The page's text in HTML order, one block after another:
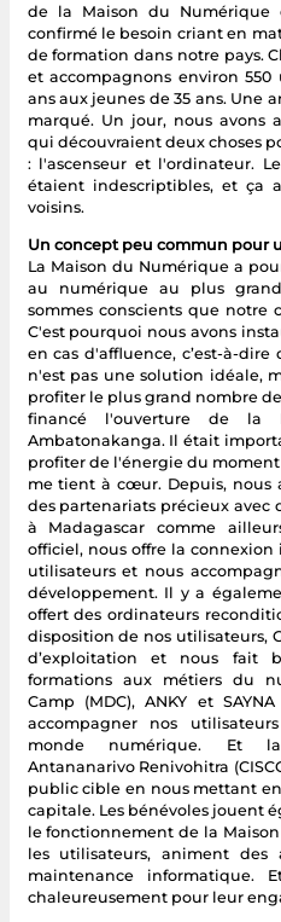
de la Maison du
confirmé le besoin criant en
de formation dans notre pays.
et accompagnons environ
ans aux jeunes de 35 ans. Une
marqué. Un jour, nous avons
qui découvraient deux choses
: l'ascenseur et l'ordinateur.
étaient indescriptibles, et ça
voisins.
Un concept peu commun pour
La Maison du Numérique a
au numérique au plus
sommes conscients que notre
C'est pourquoi nous avons
en cas d'affluence, c’est-à-
n'est pas une solution idéale,
profiter le plus grand nombre
financé l'ouverture de la
Ambatonakanga. Il était
profiter de l'énergie du
me tient à cœur. Depuis, nous
des partenariats précieux avec
à Madagascar comme
officiel, nous offre la
utilisateurs et nous
développement. Il y a
offert des ordinateurs
disposition de nos utilisateurs,
d’exploitation et nous fait
formations aux métiers du
Camp (MDC), ANKY et
accompagner nos
monde numérique. Et la
Antananarivo Renivohitra
public cible en nous mettant
capitale. Les bénévoles jouent
le fonctionnement de la
les utilisateurs, animent
maintenance
chaleureusement pour leur